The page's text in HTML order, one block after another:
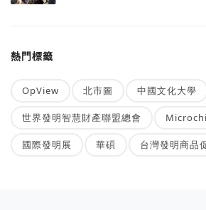
熱門標籤
OpView 北市圖 中國文化大學
世界發明智慧財產聯盟總會
國際發明展 華碩 台灣發明商品